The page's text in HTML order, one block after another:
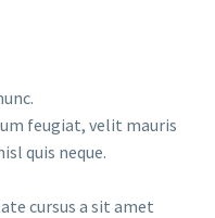
feugiat, velit mauris
quis neque.
cursus a sit amet